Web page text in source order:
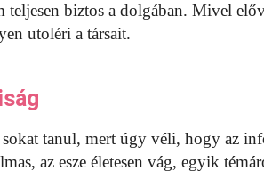
teljesen biztos a dolgában. Mivel
utoléri a társait.
tanul, mert úgy véli, hogy az
az esze életesen vág, egyik